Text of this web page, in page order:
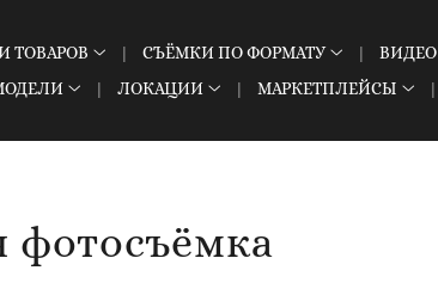
ТОВАРОВ СЪЁМКИ ПО ФОРМАТУ ВИДЕО
ЛОКАЦИИ МАРКЕТПЛЕЙСЫ
фотосъёмка